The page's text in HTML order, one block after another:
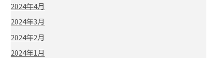
2024年4月
2024年3月
2024年2月
2024年1月